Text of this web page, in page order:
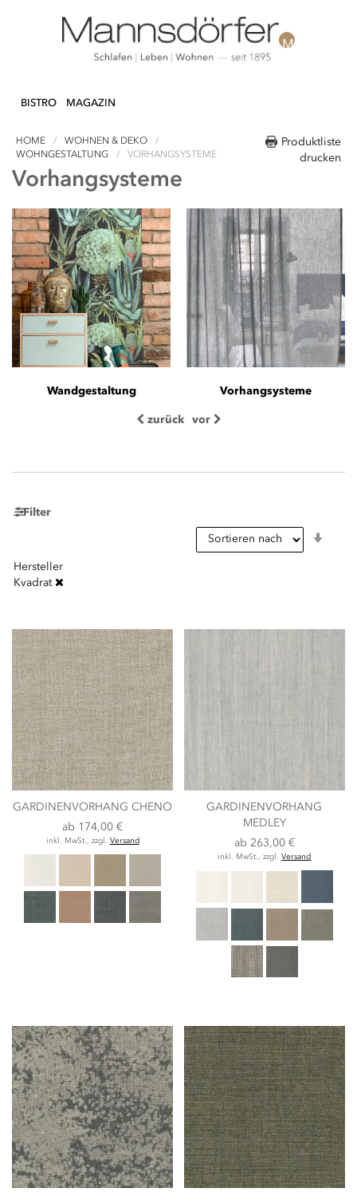
zum
BISTRO MAGAZIN
Produktliste
drucken
HOME
WOHNEN & DEKO
WOHNGESTALTUNG
VORHANGSYSTEME
Vorhangsysteme
Wandgestaltung Vorhangsysteme
zurück vor
Filter
Hersteller
Kvadrat
GARDINENVORHANG CHENO
ab 174,00 €
inkl. MwSt., zzgl. Versand
GARDINENVORHANG
MEDLEY
ab 263,00 €
inkl. MwSt., zzgl.Versand